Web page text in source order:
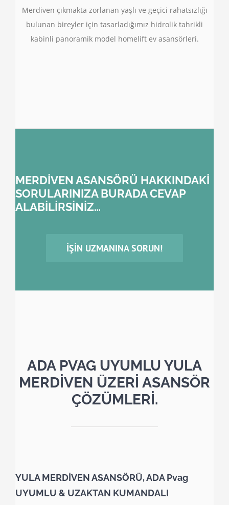
Merdiven çıkmakta zorlanan yaşlı ve geçici rahatsızlığı
bulunan bireyler için tasarladığımız hidrolik tahrikli
kabinli panoramik model homelift ev asansörleri.
MERDİVEN ASANSÖRÜ HAKKINDAKİ
SORULARINIZA BURADA CEVAP
ALABİLİRSİNİZ…
İŞIN UZMANINA SORUN!
ADA PVAG UYUMLU YULA
MERDİVEN ÜZERİ ASANSÖR
ÇÖZÜMLERİ.
YULA MERDİVEN ASANSÖRÜ, ADA Pvag
UYUMLU & UZAKTAN KUMANDALI